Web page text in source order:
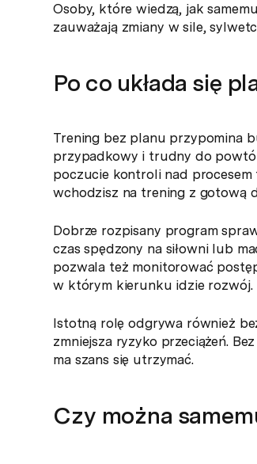
Osoby, które wiedzą, jak
zauważają zmiany w sile,
Po co układa się
Trening bez planu przypomina
przypadkowy i trudny do
poczucie kontroli nad procesem
wchodzisz na trening z gotową
Dobrze rozpisany program
czas spędzony na siłowni lub
pozwala też monitorować
w którym kierunku idzie rozwój.
Istotną rolę odgrywa również
zmniejsza ryzyko przeciążeń.
ma szans się utrzymać.
Czy można